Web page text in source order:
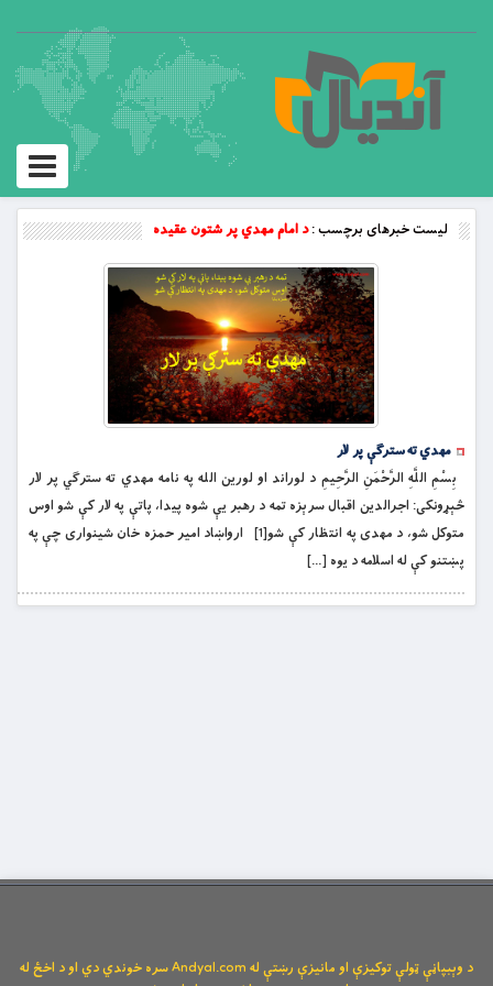
Toggle
لیست خبرهای برچسب :د امام مهدي پر شتون عقیده
مهدي ته سترګې پر لار
بِسْمِ اللَّهِ الرَّحْمَنِ الرَّحِيمِ د لوراند او لورین الله په نامه مهدي ته سترګي پر لار
څېړونکى: اجرالدين اقبال سرېزه تمه د رهبر يې شوه پيدا، پاتې په لار کې شو اوس
متوکل شو، د مهدى په انتظار کې شو[1] ارواښاد امیر حمزه خان شینواری چې په
پښتنو کې له اسلامه د یوه […]
د وېبپاڼې ټولې توکیزې او مانیزې رښتې له Andyal.com سره خوندي دي او د اخځ له